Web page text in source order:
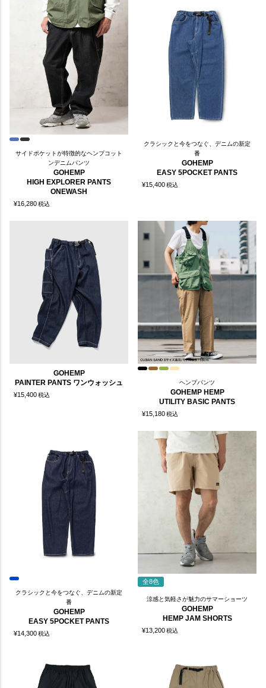
サイドポケットが特徴的なヘンプコット
ンデニムパンツ
GOHEMP
HIGH EXPLORER PANTS
ONEWASH
¥16,280税込
クラシックと今をつなぐ、デニムの新定
番
GOHEMP
EASY 5POCKET PANTS
¥15,400税込
GOHEMP
PAINTER PANTS ワンウォッシュ
¥15,400税込
ヘンプパンツ
GOHEMP HEMP
UTILITY BASIC PANTS
¥15,180税込
クラシックと今をつなぐ、デニムの新定
番
GOHEMP
EASY 5POCKET PANTS
¥14,300税込
全8色
涼感と気軽さが魅力のサマーショーツ
GOHEMP
HEMP JAM SHORTS
¥13,200税込